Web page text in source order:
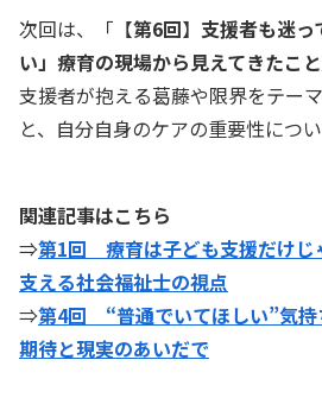
次回は、「【第6回】 支援者も迷っ
い」療育の現場から見えてきたこと
支援者が抱える葛藤や限界をテー
と、自分自身のケアの重要性につ
関連記事はこちら
⇒第1回 療育は子ども支援だけじ
支える社会福祉士の視点
⇒第4回 “普通でいてほしい”気持
期待と現実のあいだで